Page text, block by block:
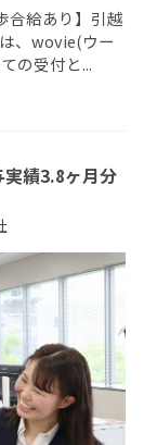
合給あり】引越
、wovie(ウー
の受付と...
実績3.8ヶ月分